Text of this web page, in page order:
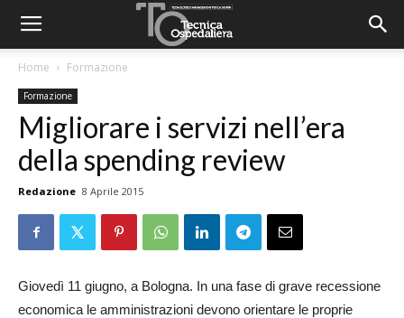
Home Formazione
Formazione
Migliorare i servizi nell’era
della spending review
Redazione 8 Aprile 2015
Giovedì 11 giugno, a Bologna. In una fase di grave recessione
economica le amministrazioni devono orientare le proprie